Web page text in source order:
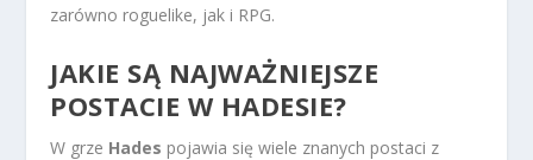
zarówno roguelike, jak i RPG.
JAKIE SĄ NAJWAŻNIEJSZE
POSTACIE W HADESIE?
W grze Hades pojawia się wiele znanych postaci z